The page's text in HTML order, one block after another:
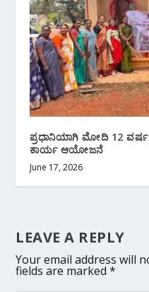
ಪ್ರಧಾನಿಯಾಗಿ ಮೋದಿ 12 ವರ್ಷ
ಕಾರ್ಯ ಆಯೋಜನೆ
June 17, 2026
LEAVE A REPLY
Your email address will
fields are marked*